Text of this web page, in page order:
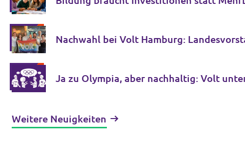
Nachwahl bei Volt Hamburg:
Ja zu Olympia, aber nachhaltig: Volt
Weitere Neuigkeiten